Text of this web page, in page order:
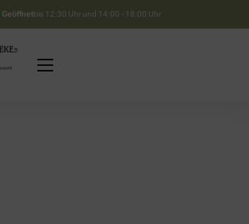
Geöffnetbis 12:30 Uhr und 14:00 - 18:00 Uhr